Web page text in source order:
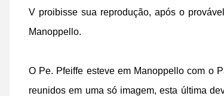
V proibisse sua reprodução, após o
Manoppello.
O Pe. Pfeiffe esteve em Manoppello com o
reunidos em uma só imagem, esta última